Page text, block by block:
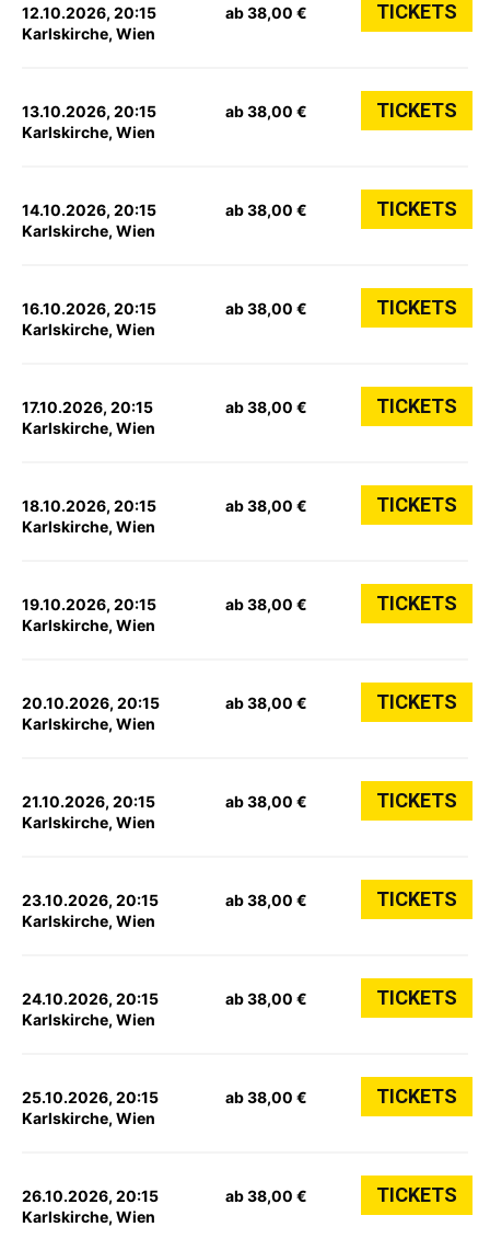
12.10.2026, 20:15
Karlskirche, Wien
ab 38,00 € TICKETS
13.10.2026, 20:15
Karlskirche, Wien
ab 38,00 € TICKETS
14.10.2026, 20:15
Karlskirche, Wien
ab 38,00 € TICKETS
16.10.2026, 20:15
Karlskirche, Wien
ab 38,00 € TICKETS
17.10.2026, 20:15
Karlskirche, Wien
ab 38,00 € TICKETS
18.10.2026, 20:15
Karlskirche, Wien
ab 38,00 € TICKETS
19.10.2026, 20:15
Karlskirche, Wien
ab 38,00 € TICKETS
20.10.2026, 20:15
Karlskirche, Wien
ab 38,00 € TICKETS
21.10.2026, 20:15
Karlskirche, Wien
ab 38,00 € TICKETS
23.10.2026, 20:15
Karlskirche, Wien
ab 38,00 € TICKETS
24.10.2026, 20:15
Karlskirche, Wien
ab 38,00 € TICKETS
25.10.2026, 20:15
Karlskirche, Wien
ab 38,00 € TICKETS
26.10.2026, 20:15
Karlskirche, Wien
ab 38,00 € TICKETS